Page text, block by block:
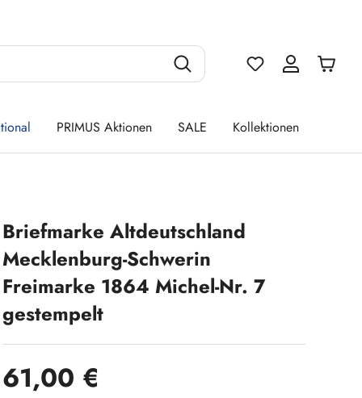
Du hast 0
PRIMUS Aktionen SALE Kollektionen
Briefmarke Altdeutschland
Mecklenburg-Schwerin
Freimarke 1864 Michel-Nr. 7
gestempelt
Regulärer Preis:
61,00 €